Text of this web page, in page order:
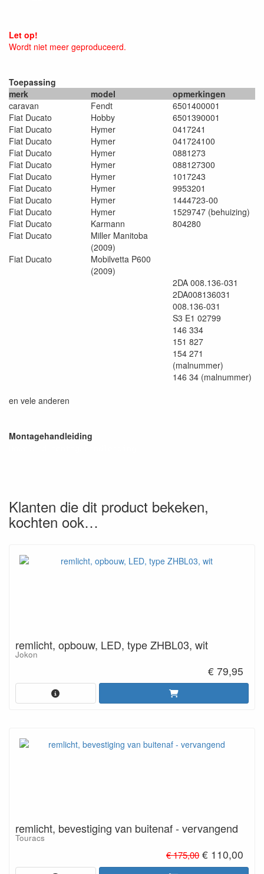
Let op!
Wordt niet meer geproduceerd.
Toepassing
merk
model
opmerkingen
caravan
Fendt
6501400001
Fiat Ducato
Hobby
6501390001
Fiat Ducato
Hymer
0417241
Fiat Ducato
Hymer
041724100
Fiat Ducato
Hymer
0881273
Fiat Ducato
Hymer
088127300
Fiat Ducato
Hymer
1017243
Fiat Ducato
Hymer
9953201
Fiat Ducato
Hymer
1444723-00
Fiat Ducato
Hymer
1529747 (behuizing)
Fiat Ducato
Karmann
804280
Fiat Ducato
Miller Manitoba
(2009)
Fiat Ducato
Mobilvetta P600
(2009)
2DA 008.136-031
2DA008136031
008.136-031
S3 E1 02799
146 334
151 827
154 271
(malnummer)
146 34 (malnummer)
en vele anderen
Montagehandleiding
Klanten die dit product bekeken,
kochten ook…
remlicht, opbouw, LED, type ZHBL03, wit
Jokon
€ 79,95
remlicht, bevestiging van buitenaf - vervangend
Touracs
€ 175,00€ 110,00